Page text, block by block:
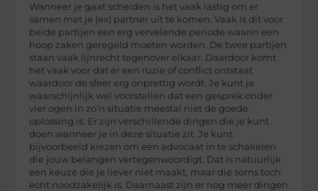
Wanneer je gaat scheiden is het vaak lastig om er
samen met je (ex) partner uit te komen. Vaak is dit voor
beide partijen een erg vervelende periode waarin een
hoop zaken geregeld moeten worden. De twee partijen
staan vaak lijnrecht tegenover elkaar. Daardoor komt
het vaak voor dat er een ruzie of conflict ontstaat
waardoor de sfeer erg onprettig wordt. Je kunt je
waarschijnlijk wel voorstellen dat een gesprek onder
vier ogen in zo’n situatie meestal niet de goede
oplossing is. Er zijn verschillende dingen die je kunt
doen wanneer je in deze situatie zit. Je kunt
bijvoorbeeld kiezen om een advocaat in te schakelen
die jouw belangen vertegenwoordigt. Dat is natuurlijk
een keuze die je liever niet maakt, maar die soms toch
echt noodzakelijk is. Daarnaast zijn er nog meer dingen